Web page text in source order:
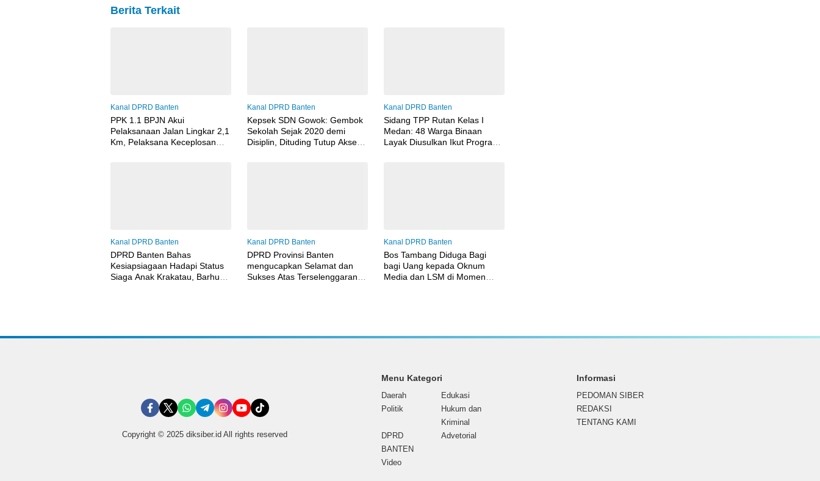
Berita Terkait
Kanal DPRD Banten
PPK 1.1 BPJN Akui
Pelaksanaan Jalan Lingkar 2,1
Km, Pelaksana Keceplosan
Kanal DPRD Banten
Kepsek SDN Gowok: Gembok
Sekolah Sejak 2020 demi
Disiplin, Dituding Tutup Akses
Kanal DPRD Banten
Sidang TPP Rutan Kelas I
Medan: 48 Warga Binaan
Layak Diusulkan Ikut Program
Kanal DPRD Banten
DPRD Banten Bahas
Kesiapsiagaan Hadapi Status
Siaga Anak Krakatau, Barhum
Kanal DPRD Banten
DPRD Provinsi Banten
mengucapkan Selamat dan
Sukses Atas Terselenggaranya
Kanal DPRD Banten
Bos Tambang Diduga Bagi
bagi Uang kepada Oknum
Media dan LSM di Momen
Copyright © 2025 diksiber.id All rights reserved
Menu Kategori
Daerah
Edukasi
Politik
Hukum dan
Kriminal
DPRD
BANTEN
Advetorial
Video
Informasi
PEDOMAN SIBER
REDAKSI
TENTANG KAMI